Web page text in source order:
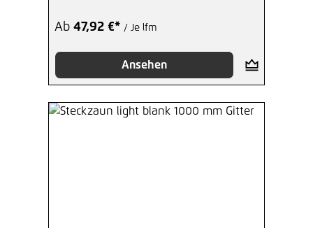
Ab 47,92 €* / Je lfm
Ansehen